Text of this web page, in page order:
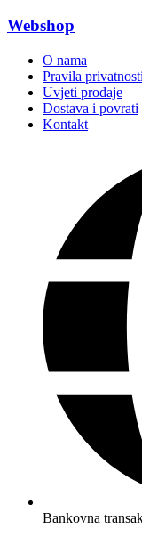
Webshop
O nama
Pravila privatnosti
Uvjeti prodaje
Dostava i povrati
Kontakt
Bankovna